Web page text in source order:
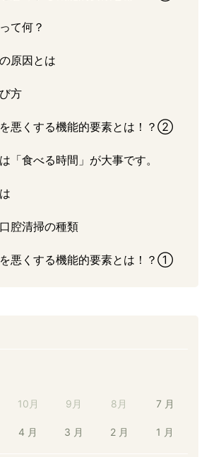
て何？
原因とは
方
悪くする機能的要素とは！？②
「食べる時間」が大事です。
腔清掃の種類
悪くする機能的要素とは！？①
10月 9月 8月 7 月
4 月 3 月 2 月 1 月